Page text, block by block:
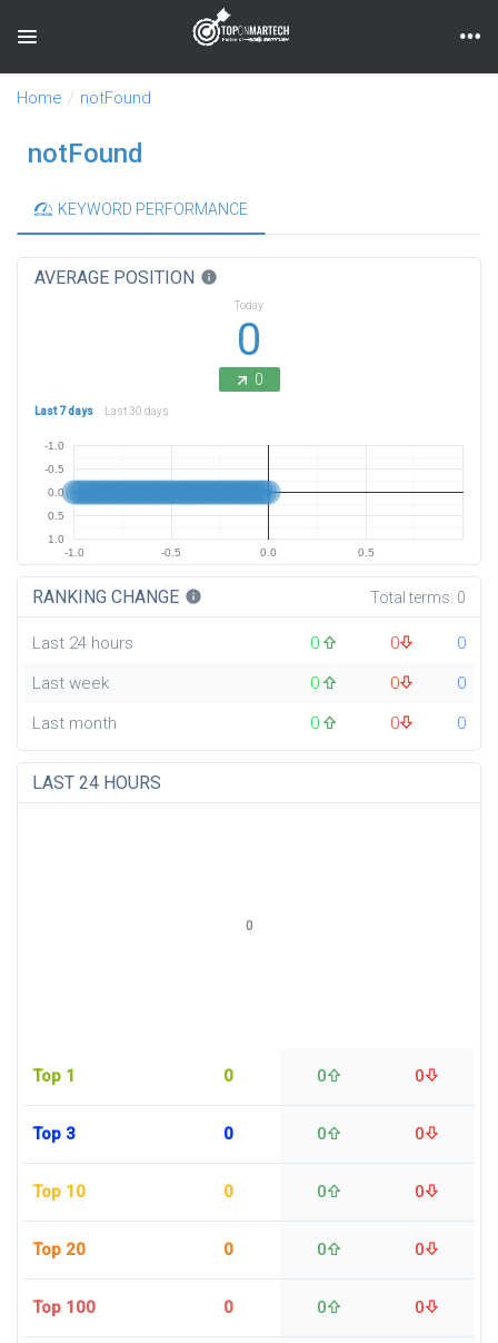
Toggle navigation
Home notFound
notFound
KEYWORD PERFORMANCE
AVERAGE POSITION info
Today
0
0
Last 7 days Last 30 days
-1.0 -0.5 0.0 0.5
-1.0
-0.5
0.0
0.5
1.0
RANKING CHANGE info Total terms: 0
Last 24 hours 0 0
0
Last week
0 0
0
Last month
0 0 0
LAST 24 HOURS
Top 1 0 0 0
Top 3 0 0 0
Top 10 0 0 0
Top 20 0 0 0
Top 100 0 0 0
0